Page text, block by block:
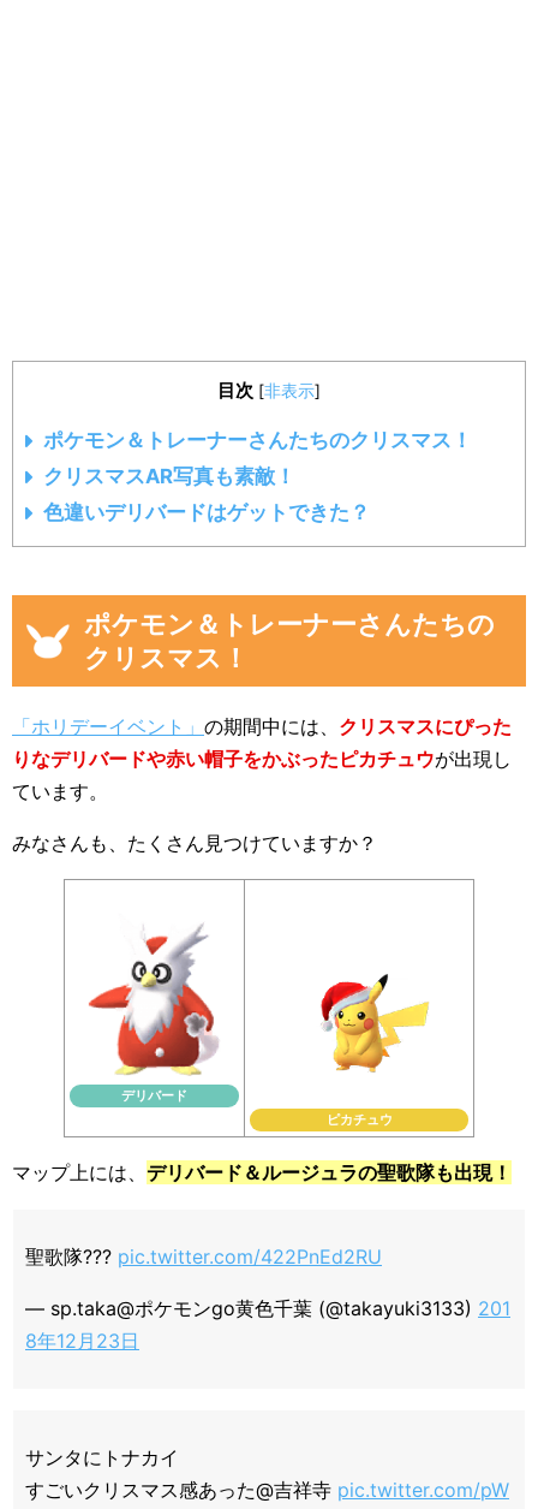
目次 [非表示]
ポケモン＆トレーナーさんたちのクリスマス！
クリスマスAR写真も素敵！
色違いデリバードはゲットできた？
ポケモン＆トレーナーさんたちの
クリスマス！
「ホリデーイベント」 の期間中には、 クリスマスにぴった
りなデリバードや赤い帽子をかぶったピカチュウが出現し
ています。
みなさんも、たくさん見つけていますか？
デリバード
ピカチュウ
マップ上には、 デリバード＆ルージュラの聖歌隊も出現！
聖歌隊??? pic.twitter.com/422PnEd2RU
— sp.taka@ポケモンgo黄色千葉 (@takayuki3133) 201
8年12月23日
サンタにトナカイ
すごいクリスマス感あった@吉祥寺 pic.twitter.com/pW